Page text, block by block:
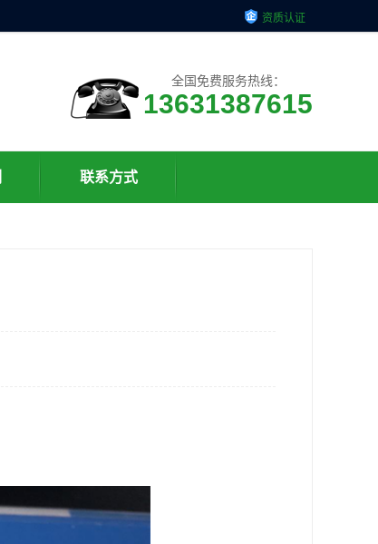
资质认证
全国免费服务热线：
13631387615
联系方式